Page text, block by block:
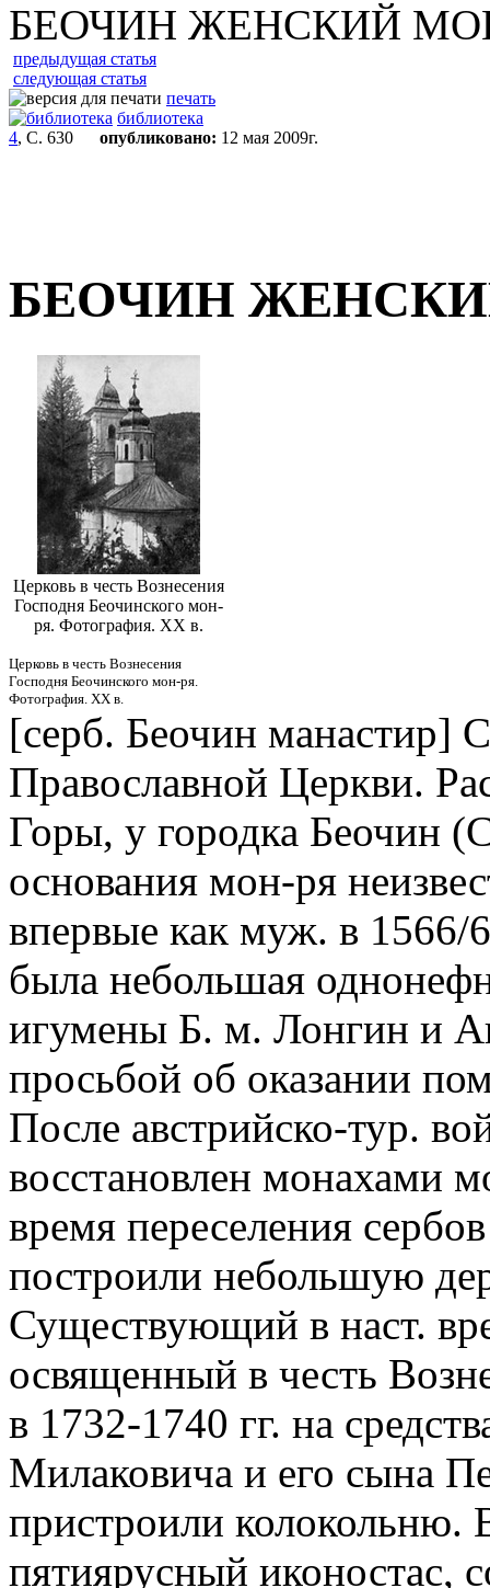
БЕОЧИН ЖЕНСКИЙ
предыдущая статья
следующая статья
печать
библиотека
4, С. 630 опубликовано: 12 мая 2009г.
БЕОЧИН
Церковь в честь Вознесения
Господня Беочинского мон-
ря. Фотография. ХХ в.
Церковь в честь Вознесения
Господня Беочинского мон-ря.
Фотография. ХХ в.
[серб. Беочин манастир]
Православной Церкви.
Горы, у городка Беочин
основания мон-ря
впервые как муж. в 1566/
была небольшая
игумены Б. м. Лонгин и
просьбой об оказании
После австрийско-тур.
восстановлен монахами
время переселения
построили небольшую
Существующий в наст.
освященный в честь
в 1732-1740 гг. на
Милаковича и его сына
пристроили колокольню.
пятиярусный иконостас,